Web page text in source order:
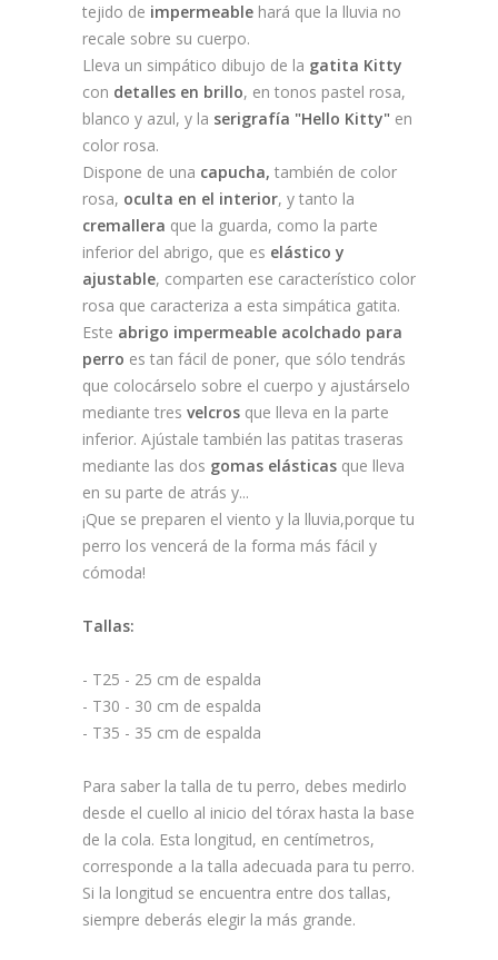
tejido de impermeable hará que la lluvia no
recale sobre su cuerpo.
Lleva un simpático dibujo de la gatita Kitty
con detalles en brillo, en tonos pastel rosa,
blanco y azul, y la serigrafía "Hello Kitty" en
color rosa.
Dispone de una capucha, también de color
rosa, oculta en el interior, y tanto la
cremallera que la guarda, como la parte
inferior del abrigo, que es elástico y
ajustable, comparten ese característico color
rosa que caracteriza a esta simpática gatita.
Este abrigo impermeable acolchado para
perro es tan fácil de poner, que sólo tendrás
que colocárselo sobre el cuerpo y ajustárselo
mediante tres velcros que lleva en la parte
inferior. Ajústale también las patitas traseras
mediante las dos gomas elásticas que lleva
en su parte de atrás y...
¡Que se preparen el viento y la lluvia,porque tu
perro los vencerá de la forma más fácil y
cómoda!
Tallas:
- T25 - 25 cm de espalda
- T30 - 30 cm de espalda
- T35 - 35 cm de espalda
Para saber la talla de tu perro, debes medirlo
desde el cuello al inicio del tórax hasta la base
de la cola. Esta longitud, en centímetros,
corresponde a la talla adecuada para tu perro.
Si la longitud se encuentra entre dos tallas,
siempre deberás elegir la más grande.